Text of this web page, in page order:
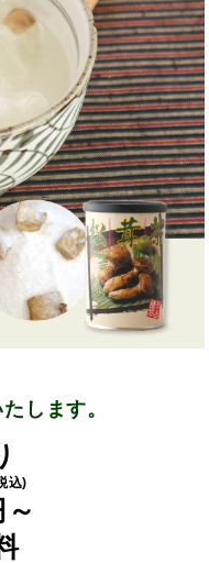
します。
～
込)